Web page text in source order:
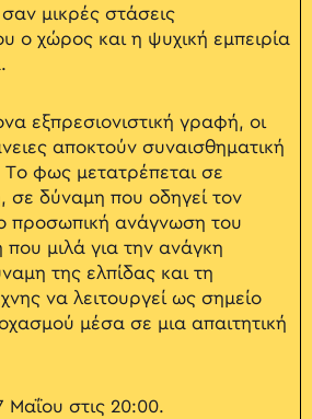
μικρές στάσεις
ο χώρος και η ψυχική εμπειρία
εξπρεσιονιστική γραφή, οι
αποκτούν συναισθηματική
Το φως μετατρέπεται σε
σε δύναμη που οδηγεί τον
προσωπική ανάγνωση του
μιλά για την ανάγκη
της ελπίδας και τη
να λειτουργεί ως σημείο
μέσα σε μια απαιτητική
Μαΐου στις 20:00.